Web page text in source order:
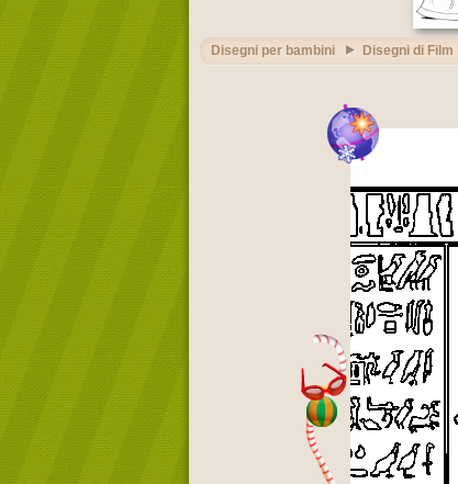
Disegni per bambini Disegni di Film